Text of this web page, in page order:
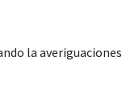
la averiguaciones